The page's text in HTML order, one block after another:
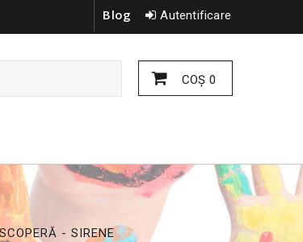
Autentificare
Blog
COŞ 0
- SIRENE